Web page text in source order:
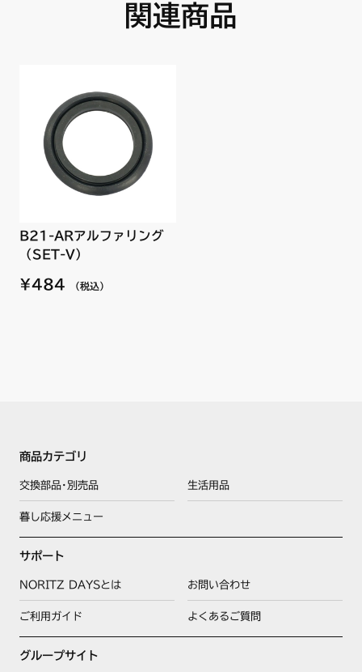
関連商品
B21-ARアルファリング
（SET-V）
¥484 （税込）
商品カテゴリ
交換部品･別売品 生活用品
暮し応援メニュー
サポート
NORITZ DAYSとは お問い合わせ
ご利用ガイド よくあるご質問
グループサイト